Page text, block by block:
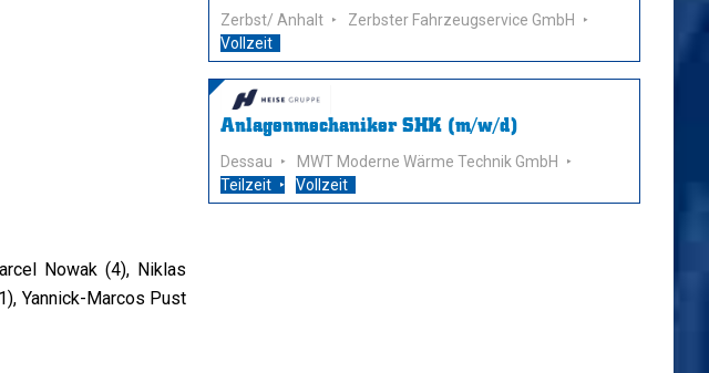
Nowak (4), Niklas
Yannick-Marcos Pust
Zerbst/ Anhalt
Zerbster Fahrzeugservice GmbH
Vollzeit
Anlagenmechaniker SHK (m/w/d)
Dessau
MWT Moderne Wärme Technik GmbH
Teilzeit
Vollzeit